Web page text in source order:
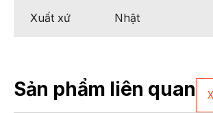
Xuất xứ Nhật
Sản phẩm liên quan